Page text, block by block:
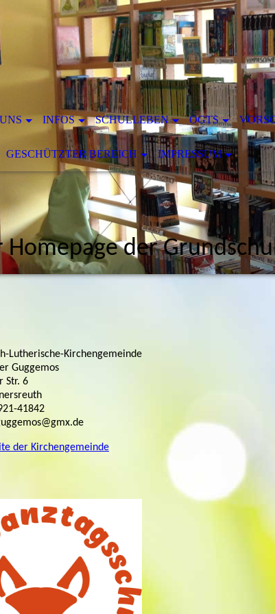
INFOS SCHULLEBEN OGTS
GESCHÜTZTER BEREICH IMPRESSUM
der
Lutherische-Kirchengemeinde
Guggemos
Str. 6
41842
der Kirchengemeinde